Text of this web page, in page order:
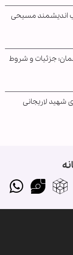
اندیشمند مسیحی
عمان؛ جزئیات و شروط
شهید لاریجانی